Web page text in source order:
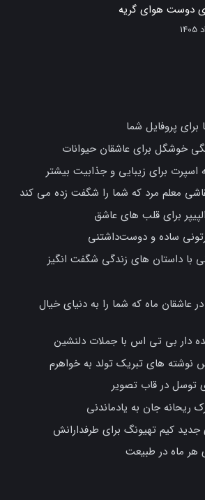
عاشقان ماه که شما را به دنیای خیال